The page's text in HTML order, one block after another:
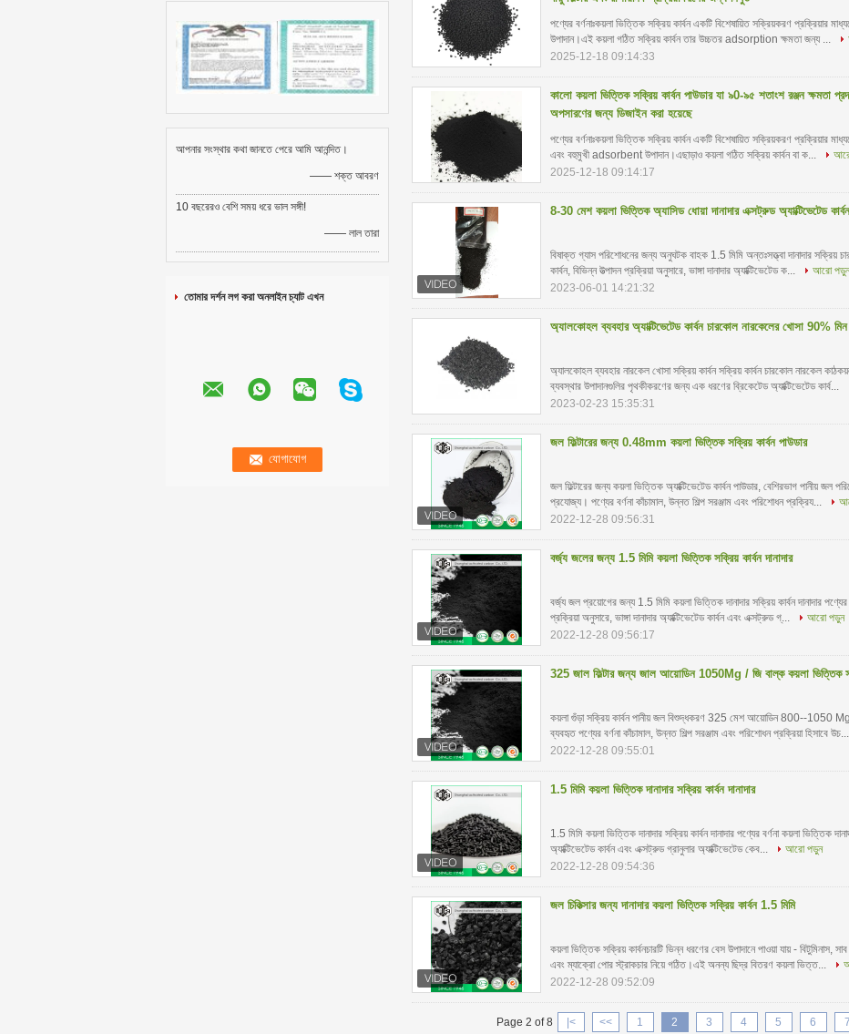
আপনার সংস্থার কথা জানতে পেরে আমি আনন্দিত।
—— শক্ত আবরণ
10 বছরেরও বেশি সময় ধরে ভাল সঙ্গী!
—— লাল তারা
তোমার দর্শন লগ করা অনলাইন চ্যাট এখন
পণ্যের বর্ণনাঃকয়লা ভিত্তিক সক্রিয় কার্বন একটি বিশেষায়িত সক্রিয়করণ প্রক্রিয়ার
উপাদান।এই কয়লা গঠিত সক্রিয় কার্বন তার উচ্চতর adsorption ক্ষমতা জন্য ...
2025-12-18 09:14:33
কালো কয়লা ভিত্তিক সক্রিয় কার্বন পাউডার যা ৯0-৯৫ শতাংশ রঞ্জন ক্ষমতা
অপসারণের জন্য ডিজাইন করা হয়েছে
পণ্যের বর্ণনাঃকয়লা ভিত্তিক সক্রিয় কার্বন একটি বিশেষায়িত সক্রিয়করণ প্রক্রিয়ার
এবং বহুমুখী adsorbent উপাদান।এছাড়াও কয়লা গঠিত সক্রিয় কার্বন বা ক...
2025-12-18 09:14:17
8-30 মেশ কয়লা ভিত্তিক অ্যাসিড ধোয়া দানাদার এক্সট্রুড অ্যাক্টিভেটেড কার্বন
বিষাক্ত গ্যাস পরিশোধনের জন্য অনুঘটক বাহক 1.5 মিমি অন্তঃসত্ত্বা দানাদার সক্রিয়
কার্বন, বিভিন্ন উত্পাদন প্রক্রিয়া অনুসারে, ভাঙ্গা দানাদার অ্যাক্টিভেটেড ক...
আরো পড়ুন
2023-06-01 14:21:32
অ্যালকোহল ব্যবহার অ্যাক্টিভেটেড কার্বন চারকোল নারকেলের খোসা 90%
অ্যালকোহল ব্যবহার নারকেল খোসা সক্রিয় কার্বন সক্রিয় কার্বন চারকোল নারকেল
ব্যবস্থার উপাদানগুলির পৃথকীকরণের জন্য এক ধরণের ব্রিকেটেড অ্যাক্টিভেটেড কার্ব...
2023-02-23 15:35:31
জল ফিল্টারের জন্য 0.48mm কয়লা ভিত্তিক সক্রিয় কার্বন পাউডার
জল ফিল্টারের জন্য কয়লা ভিত্তিক অ্যাক্টিভেটেড কার্বন পাউডার, বেশিরভাগ পানীয় জল
প্রযোজ্য। পণ্যের বর্ণনা কাঁচামাল, উন্নত শিল্প সরঞ্জাম এবং পরিশোধন প্রক্রিয...
2022-12-28 09:56:31
বর্জ্য জলের জন্য 1.5 মিমি কয়লা ভিত্তিক সক্রিয় কার্বন দানাদার
বর্জ্য জল প্রয়োগের জন্য 1.5 মিমি কয়লা ভিত্তিক দানাদার সক্রিয় কার্বন দানাদার পণ্যের
প্রক্রিয়া অনুসারে, ভাঙ্গা দানাদার অ্যাক্টিভেটেড কার্বন এবং এক্সট্রুড গ্...
আরো পড়ুন
2022-12-28 09:56:17
325 জাল ফিল্টার জন্য জাল আয়োডিন 1050Mg / জি বাল্ক কয়লা ভিত্তিক
কয়লা গুঁড়া সক্রিয় কার্বন পানীয় জল বিশুদ্ধকরণ 325 মেশ আয়োডিন 800--1050 Mg/
ব্যবহৃত পণ্যের বর্ণনা কাঁচামাল, উন্নত শিল্প সরঞ্জাম এবং পরিশোধন প্রক্রিয়া হিসাবে উচ...
2022-12-28 09:55:01
1.5 মিমি কয়লা ভিত্তিক দানাদার সক্রিয় কার্বন দানাদার
1.5 মিমি কয়লা ভিত্তিক দানাদার সক্রিয় কার্বন দানাদার পণ্যের বর্ণনা কয়লা ভিত্তিক
অ্যাক্টিভেটেড কার্বন এবং এক্সট্রুড গ্রানুলার অ্যাক্টিভেটেড কেব...
আরো পড়ুন
2022-12-28 09:54:36
জল চিকিত্সার জন্য দানাদার কয়লা ভিত্তিক সক্রিয় কার্বন 1.5 মিমি
কয়লা ভিত্তিক সক্রিয় কার্বনচারটি ভিন্ন ধরণের বেস উপাদানে পাওয়া যায় - বিটুমিনাস,
এবং ম্যাক্রো পোর স্ট্রাকচার নিয়ে গঠিত।এই অনন্য ছিদ্র বিতরণ কয়লা ভিত্ত...
2022-12-28 09:52:09
Page 2 of 8 |< << 1 2 3 4 5 6 7